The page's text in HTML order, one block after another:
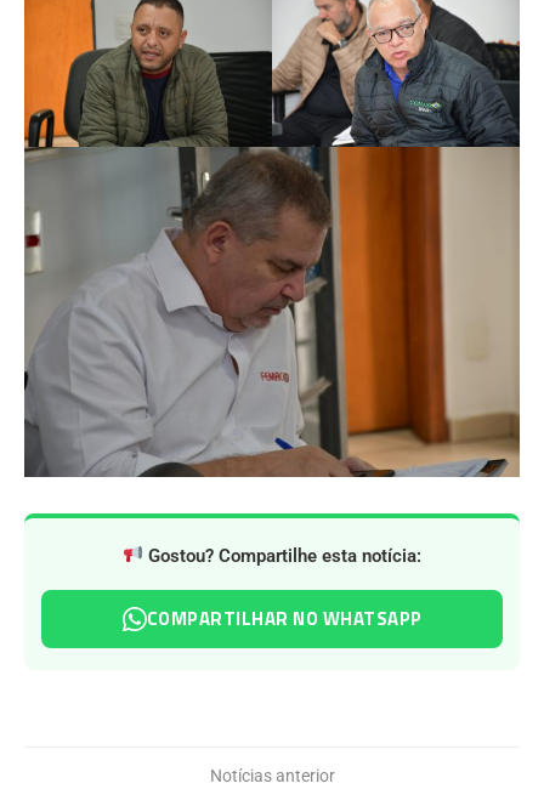
Gostou? Compartilhe esta notícia:
COMPARTILHAR NO WHATSAPP
Notícias anterior